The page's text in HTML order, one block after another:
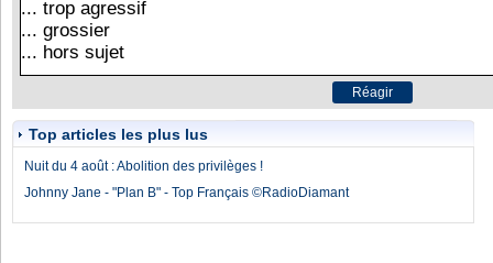
Top articles les plus lus
Nuit du 4 août : Abolition des privilèges !
Johnny Jane - "Plan B" - Top Français ©RadioDiamant